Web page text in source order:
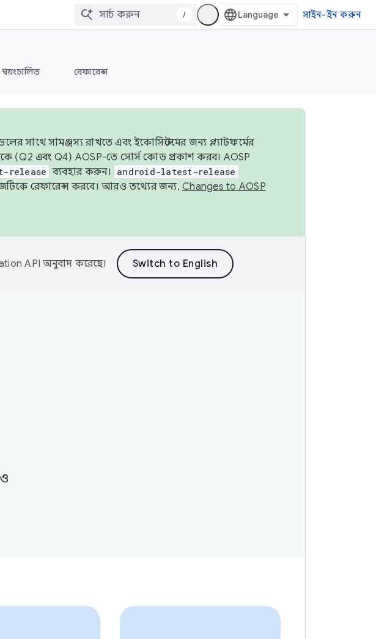
/ সাইন-ইন করুন
স্বয়ংচালিত রেফারেন্স
সাথে সামঞ্জস্য রাখতে এবং ইকোসিস্টেমের জন্য প্ল্যাটফর্মের
(Q2 এবং Q4) AOSP-তে সোর্স কোড প্রকাশ করব। AOSP
release ব্যবহার করুন। android-latest-release
রেফারেন্স করবে। আরও তথ্যের জন্য, Changes to AOSP
API অনুবাদ করেছে।